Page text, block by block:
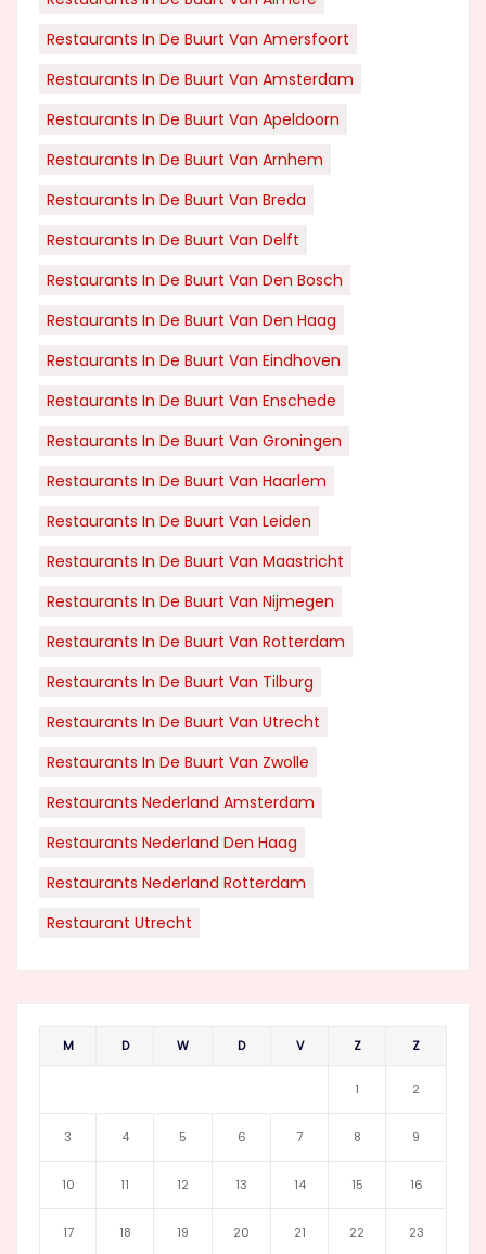
Restaurants In De Buurt Van Amersfoort
Restaurants In De Buurt Van Amsterdam
Restaurants In De Buurt Van Apeldoorn
Restaurants In De Buurt Van Arnhem
Restaurants In De Buurt Van Breda
Restaurants In De Buurt Van Delft
Restaurants In De Buurt Van Den Bosch
Restaurants In De Buurt Van Den Haag
Restaurants In De Buurt Van Eindhoven
Restaurants In De Buurt Van Enschede
Restaurants In De Buurt Van Groningen
Restaurants In De Buurt Van Haarlem
Restaurants In De Buurt Van Leiden
Restaurants In De Buurt Van Maastricht
Restaurants In De Buurt Van Nijmegen
Restaurants In De Buurt Van Rotterdam
Restaurants In De Buurt Van Tilburg
Restaurants In De Buurt Van Utrecht
Restaurants In De Buurt Van Zwolle
Restaurants Nederland Amsterdam
Restaurants Nederland Den Haag
Restaurants Nederland Rotterdam
Restaurant Utrecht
M D W D V Z Z
1 2
3 4 5 6 7 8 9
10 11 12 13 14 15 16
17 18 19 20 21 22 23